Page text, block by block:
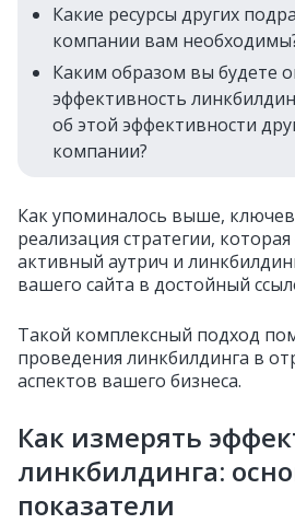
Какие ресурсы других
компании вам
Каким образом вы будете
эффективность
об этой эффективности
компании?
Как упоминалось выше,
реализация стратегии,
активный аутрич и
вашего сайта в достойный
Такой комплексный подход
проведения линкбилдинга в
аспектов вашего бизнеса.
Как измерять
линкбилдинга:
показатели